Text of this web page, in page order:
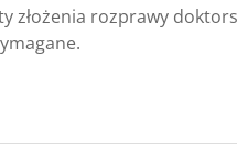
złożenia rozprawy